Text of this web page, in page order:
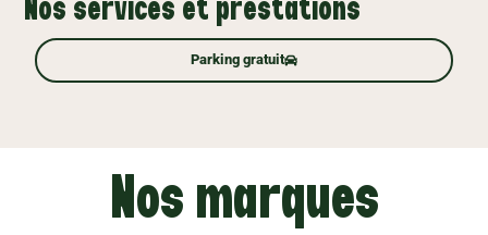
Nos services et prestations
Parking gratuit
Nos marques